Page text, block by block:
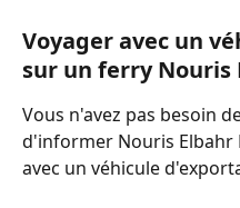
Voyager avec un
sur un ferry Nouris
Vous n'avez pas besoin
d'informer Nouris Elbahr
avec un véhicule